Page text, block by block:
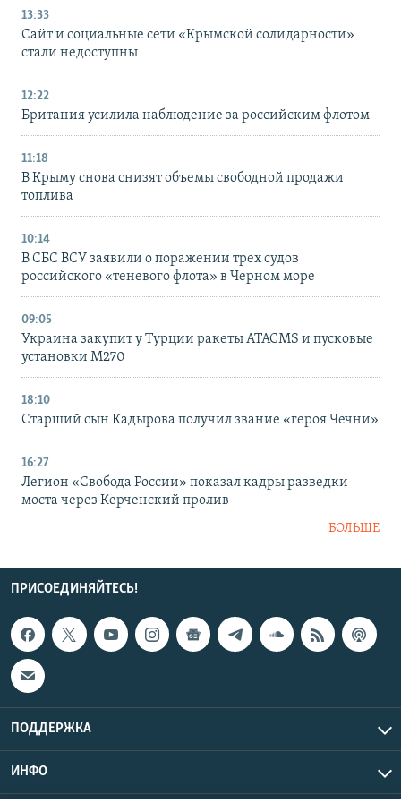
13:33
Сайт и социальные сети «Крымской солидарности»
стали недоступны
12:22
Британия усилила наблюдение за российским флотом
11:18
В Крыму снова снизят объемы свободной продажи
топлива
10:14
В СБС ВСУ заявили о поражении трех судов
российского «теневого флота» в Черном море
09:05
Украина закупит у Турции ракеты ATACMS и пусковые
установки M270
18:10
Старший сын Кадырова получил звание «героя Чечни»
16:27
Легион «Свобода России» показал кадры разведки
моста через Керченский пролив
БОЛЬШЕ
ПРИСОЕДИНЯЙТЕСЬ!
ПОДДЕРЖКА
ИНФО